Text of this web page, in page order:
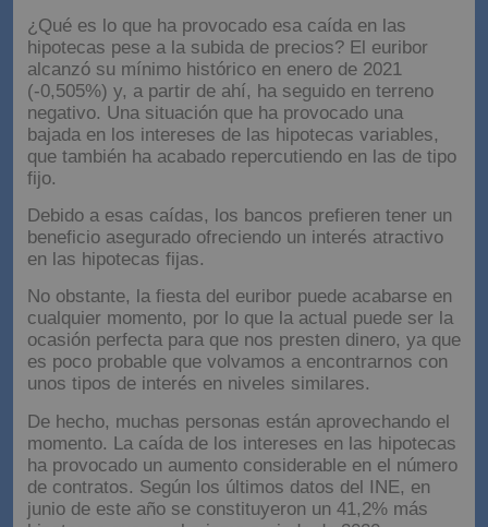
¿Qué es lo que ha provocado esa caída en las
hipotecas pese a la subida de precios? El euribor
alcanzó su mínimo histórico en enero de 2021
(-0,505%) y, a partir de ahí, ha seguido en terreno
negativo. Una situación que ha provocado una
bajada en los intereses de las hipotecas variables,
que también ha acabado repercutiendo en las de tipo
fijo.
Debido a esas caídas, los bancos prefieren tener un
beneficio asegurado ofreciendo un interés atractivo
en las hipotecas fijas.
No obstante, la fiesta del euribor puede acabarse en
cualquier momento, por lo que la actual puede ser la
ocasión perfecta para que nos presten dinero, ya que
es poco probable que volvamos a encontrarnos con
unos tipos de interés en niveles similares.
De hecho, muchas personas están aprovechando el
momento. La caída de los intereses en las hipotecas
ha provocado un aumento considerable en el número
de contratos. Según los últimos datos del INE, en
junio de este año se constituyeron un 41,2% más